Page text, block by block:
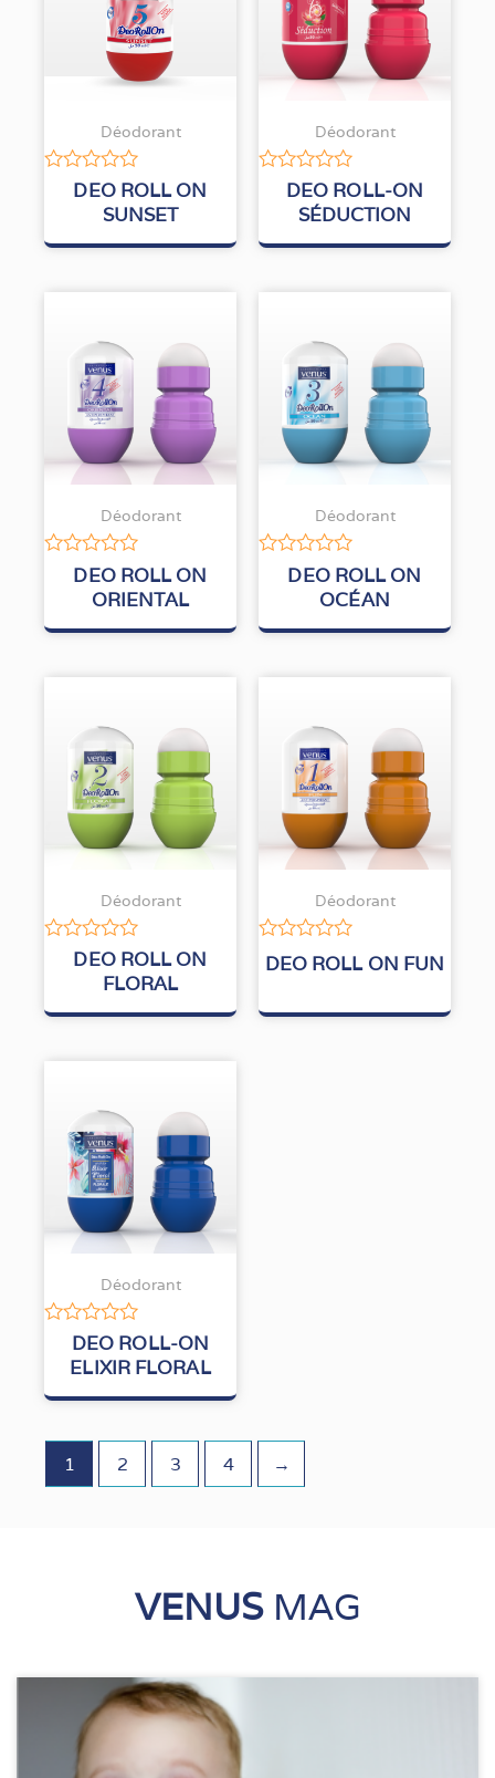
Déodorant
Note
5
DEO ROLL ON
SUNSET
Déodorant
Note
5
DEO ROLL-ON
SÉDUCTION
Déodorant
Note
5
DEO ROLL ON
ORIENTAL
Déodorant
Note
5
DEO ROLL ON
OCÉAN
Déodorant
Note
5
DEO ROLL ON
FLORAL
Déodorant
Note
0
5
DEO ROLL ON FUN
Déodorant
Note
sur
5
DEO ROLL-ON
ELIXIR FLORAL
1 2 3 4 →
VENUS MAG